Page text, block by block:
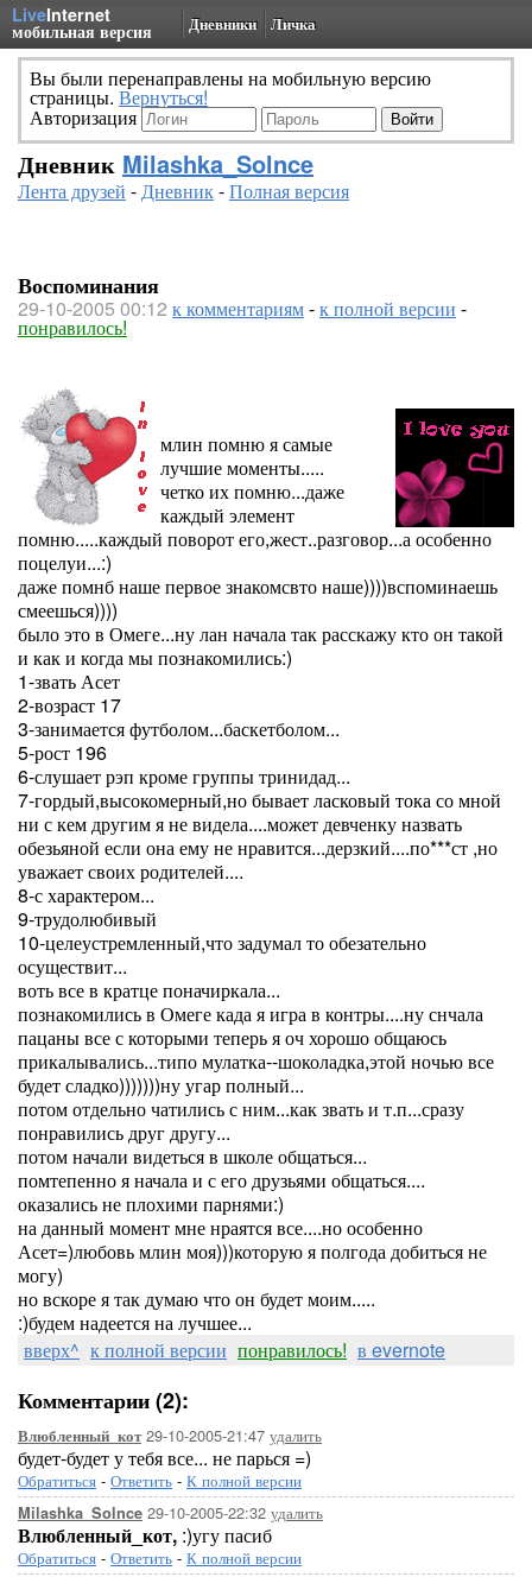
LiveInternet
мобильная версия Дневники Личка
Вы были перенаправлены на мобильную версию
страницы. Вернуться!
Авторизация
Дневник Milashka_Solnce
Лента друзей -Дневник-Полная версия
Воспоминания
29-10-2005 00:12 к комментариям-к полной версии -
понравилось!
млин помню я самые
лучшие моменты.....
четко их помню...даже
каждый элемент
помню.....каждый поворот его,жест..разговор...а особенно
поцелуи...:)
даже помнб наше первое знакомсвто наше))))вспоминаешь
смеешься))))
было это в Омеге...ну лан начала так расскажу кто он такой
и как и когда мы познакомились:)
1-звать Асет
2-возраст 17
3-занимается футболом...баскетболом...
5-рост 196
6-слушает рэп кроме группы тринидад...
7-гордый,высокомерный,но бывает ласковый тока со мной
ни с кем другим я не видела....может девченку назвать
обезьяной если она ему не нравится...дерзкий....по***ст ,но
уважает своих родителей....
8-с характером...
9-трудолюбивый
10-целеустремленный,что задумал то обезательно
осуществит...
воть все в кратце поначиркала...
познакомились в Омеге када я игра в контры....ну снчала
пацаны все с которыми теперь я оч хорошо общаюсь
прикалывались...типо мулатка--шоколадка,этой ночью все
будет сладко)))))))ну угар полный...
потом отдельно чатились с ним...как звать и т.п...сразу
понравились друг другу...
потом начали видеться в школе общаться...
помтепенно я начала и с его друзьями общаться....
оказались не плохими парнями:)
на данный момент мне нраятся все....но особенно
Асет=)любовь млин моя)))которую я полгода добиться не
могу)
но вскоре я так думаю что он будет моим.....
:)будем надеется на лучшее...
вверх^ к полной версии понравилось! в evernote
Комментарии (2):
Влюбленный_кот29-10-2005-21:47 удалить
будет-будет у тебя все... не парься =)
Обратиться - Ответить - К полной версии
Milashka_Solnce 29-10-2005-22:32 удалить
Влюбленный_кот, :)угу пасиб
Обратиться - Ответить - К полной версии